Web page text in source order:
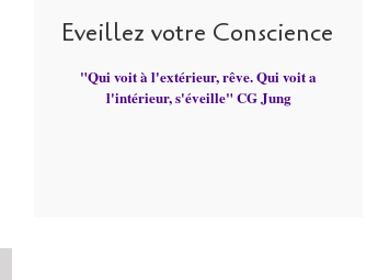
Eveillez votre Conscience
"Qui voit à l'extérieur, rêve. Qui voit a
l'intérieur, s'éveille" CG Jung